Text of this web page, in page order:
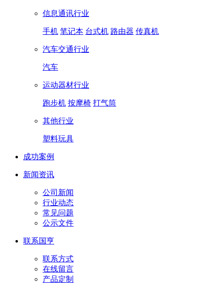
信息通讯行业
手机 笔记本 台式机 路由器 传真机
汽车交通行业
汽车
运动器材行业
跑步机 按摩椅 打气筒
其他行业
塑料玩具
成功案例
新闻资讯
公司新闻
行业动态
常见问题
公示文件
联系国亨
联系方式
在线留言
产品定制